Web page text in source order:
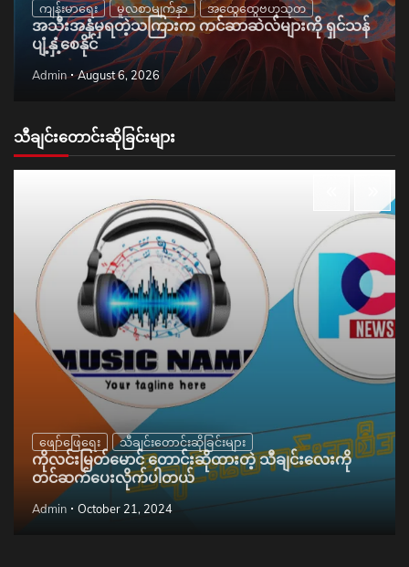
ကျန်းမာရေး မူလစာမျက်နှာ အထွေထွေဗဟုသုတ
အသီးအနှံမှရတဲ့သကြားက ကင်ဆာဆဲလ်များကို ရှင်သန်
ပျံ့နှံ့စေနိုင်
Admin August 6, 2026
သီချင်းတောင်းဆိုခြင်းများ
ဖျော်ဖြေရေး သီချင်းတောင်းဆိုခြင်းများ
ကိုလင်းမြတ်မောင် တောင်းဆိုထားတဲ့ သီချင်းလေးကို
တင်ဆက်ပေးလိုက်ပါတယ်
Admin October 21, 2024